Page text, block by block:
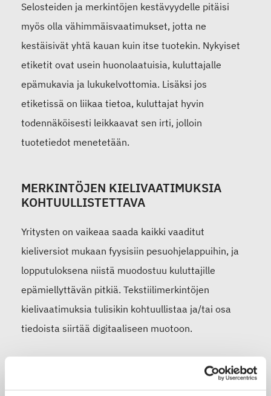
Selosteiden ja merkintöjen kestävyydelle pitäisi
myös olla vähimmäisvaatimukset, jotta ne
kestäisivät yhtä kauan kuin itse tuotekin. Nykyiset
etiketit ovat usein huonolaatuisia, kuluttajalle
epämukavia ja lukukelvottomia. Lisäksi jos
etiketissä on liikaa tietoa, kuluttajat hyvin
todennäköisesti leikkaavat sen irti, jolloin
tuotetiedot menetetään.
MERKINTÖJEN KIELIVAATIMUKSIA
KOHTUULLISTETTAVA
Yritysten on vaikeaa saada kaikki vaaditut
kieliversiot mukaan fyysisiin pesuohjelappuihin, ja
lopputuloksena niistä muodostuu kuluttajille
epämiellyttävän pitkiä. Tekstiilimerkintöjen
kielivaatimuksia tulisikin kohtuullistaa ja/tai osa
tiedoista siirtää digitaaliseen muotoon.
Yhtenä ratkaisuna voisi olla esimerkiksi se, että